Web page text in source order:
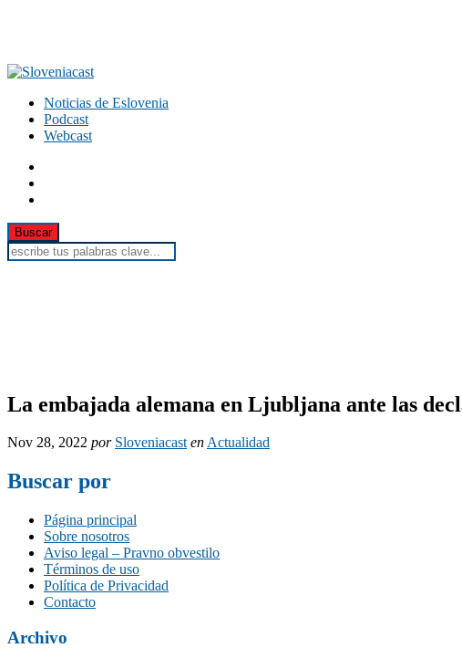
Noticias de Eslovenia
Podcast
Webcast
La embajada alemana en Ljubljana ante las
Nov 28, 2022 por Sloveniacast enActualidad
Buscar por
Página principal
Sobre nosotros
Aviso legal – Pravno obvestilo
Términos de uso
Política de Privacidad
Contacto
Archivo